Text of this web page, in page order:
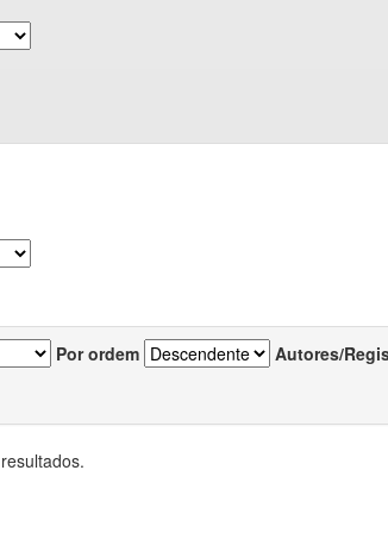
Por ordem Autores/